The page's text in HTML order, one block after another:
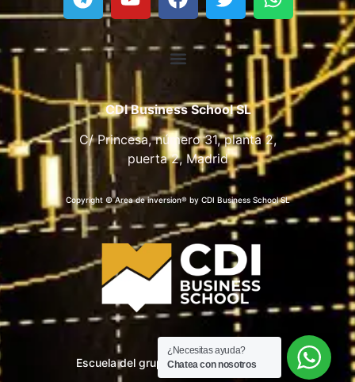
CDI Business School SL
C/ Princesa, número 31, planta 2,
puerta 2, Madrid
Copyright © Area de inversion® by CDI Business School SL
Escuela del grupo CDI Business School
¿Necesitas ayuda?
Chatea con nosotros